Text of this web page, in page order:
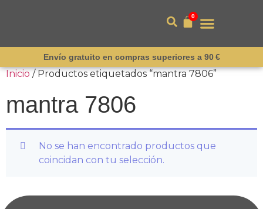
0
Envío gratuito en compras superiores a 90 €
Inicio/ Productos etiquetados “mantra 7806”
mantra 7806
No se han encontrado productos que
coincidan con tu selección.